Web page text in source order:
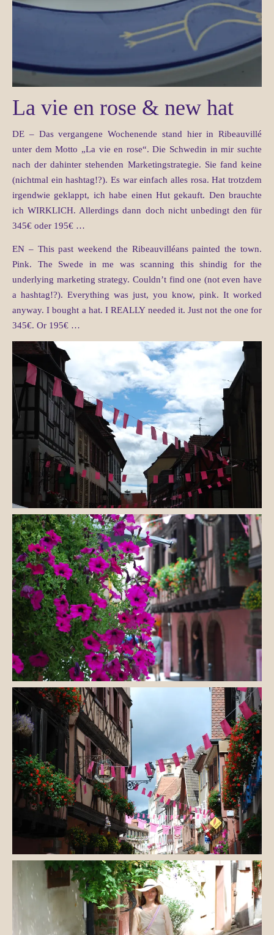
La vie en rose & new hat
DE – Das vergangene Wochenende stand hier in Ribeauvillé
unter dem Motto „La vie en rose“. Die Schwedin in mir suchte
nach der dahinter stehenden Marketingstrategie. Sie fand keine
(nichtmal ein hashtag!?). Es war einfach alles rosa. Hat trotzdem
irgendwie geklappt, ich habe einen Hut gekauft. Den brauchte
ich WIRKLICH. Allerdings dann doch nicht unbedingt den für
345€ oder 195€ …
EN – This past weekend the Ribeauvilléans painted the town.
Pink. The Swede in me was scanning this shindig for the
underlying marketing strategy. Couldn’t find one (not even have
a hashtag!?). Everything was just, you know, pink. It worked
anyway. I bought a hat. I REALLY needed it. Just not the one for
345€. Or 195€ …